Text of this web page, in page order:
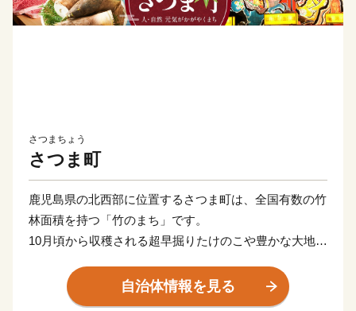
さつまちょう
さつま町
鹿児島県の北西部に位置するさつま町は、全国有数の竹
林面積を持つ「竹のまち」です。
10月頃から収穫される超早掘りたけのこや豊かな大地で
が豊富にある町です。
また、町内には宮之城温泉、紫尾温泉という２つの温泉
自治体情報を見る